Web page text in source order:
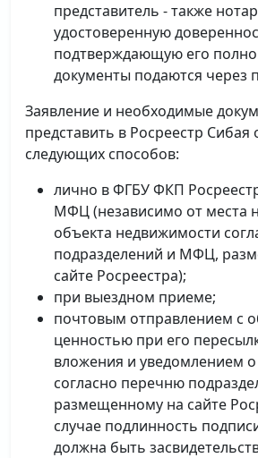
представитель - также
удостоверенную
подтверждающую его
документы подаются через
Заявление и необходимые
представить в Росреестр Сибая
следующих способов:
лично в ФГБУ ФКП
МФЦ (независимо от места
объекта недвижимости
подразделений и МФЦ,
сайте Росреестра);
при выездном приеме;
почтовым отправлением с
ценностью при его
вложения и уведомлением
согласно перечню
размещенному на сайте
случае подлинность
должна быть